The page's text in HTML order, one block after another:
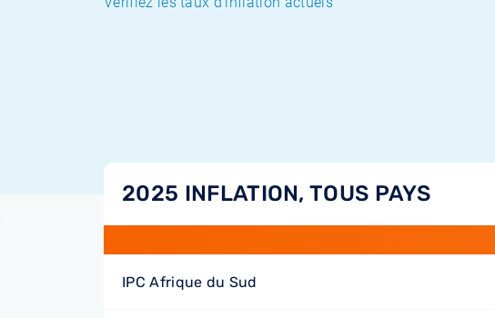
2025 INFLATION, TOUS PAYS
IPC Afrique du Sud